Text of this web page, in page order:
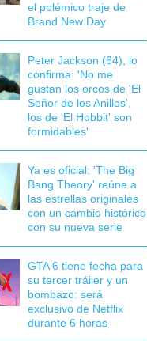
el polémico traje de
Brand New Day
Peter Jackson (64), lo
confirma: 'No me
gustan los orcos de 'El
Señor de los Anillos',
los de 'El Hobbit' son
formidables'
Ya es oficial: 'The Big
Bang Theory' reúne a
las estrellas originales
con un cambio histórico
con su nueva serie
GTA 6 tiene fecha para
su tercer tráiler y un
bombazo: será
exclusivo de Netflix
durante 6 horas